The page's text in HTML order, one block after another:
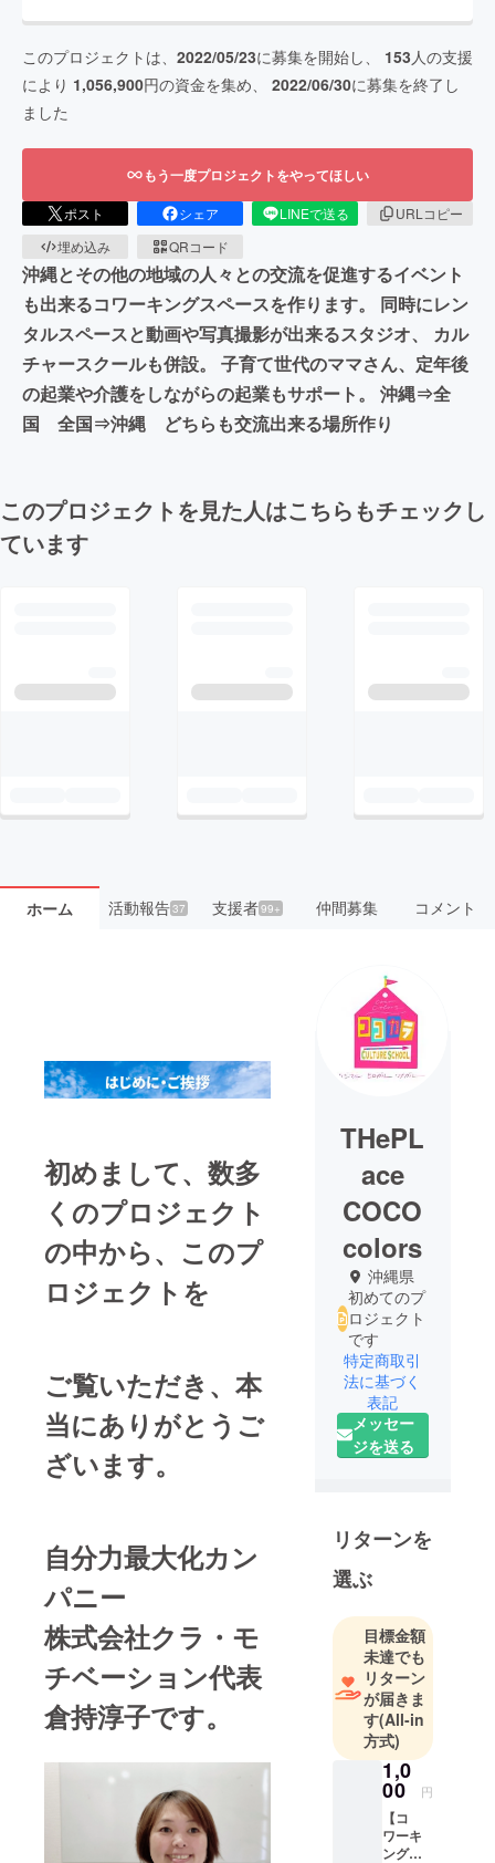
このプロジェクトは、 2022/05/23に募集を開始し、 153 人の支援
により 1,056,900円の資金を集め、 2022/06/30に募集を終了し
ました
もう一度プロジェクトをやってほしい
ポスト シェア LINEで送る
URLコピー
埋め込み
QRコード
沖縄とその他の地域の人々との交流を促進するイベント
も出来るコワーキングスペースを作ります。 同時にレン
タルスペースと動画や写真撮影が出来るスタジオ、 カル
チャースクールも併設。 子育て世代のママさん、定年後
の起業や介護をしながらの起業もサポート。 沖縄⇒全
国 全国⇒沖縄 どちらも交流出来る場所作り
このプロジェクトを見た人はこちらもチェックし
ています
ホーム 活動報告37 支援者99+ 仲間募集 コメント
初めまして、数多
くのプロジェクト
の中から、このプ
ロジェクトを
ご覧いただき、本
当にありがとうご
ざいます。
自分力最大化カン
パニー
株式会社クラ・モ
チベーション代表
倉持淳子です。
THePL
ace
COCO
colors
沖縄県
初めてのプ
ロジェクト
です
特定商取引
法に基づく
表記
メッセー
ジを送る
リターンを
選ぶ
目標金額
未達でも
リターン
が届きま
す(All-in
方式)
1,0
00 円
【コ
ワーキ
ング